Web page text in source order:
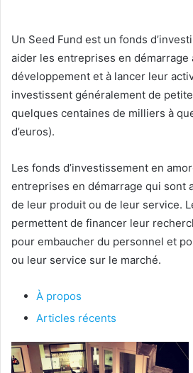
Un Seed Fund est un fonds
aider les entreprises en démarrage
développement et à lancer leur
investissent généralement de
quelques centaines de milliers à
d’euros).
Les fonds d’investissement en
entreprises en démarrage qui sont
de leur produit ou de leur service.
permettent de financer leur
pour embaucher du personnel et
ou leur service sur le marché.
À propos
Articles récents